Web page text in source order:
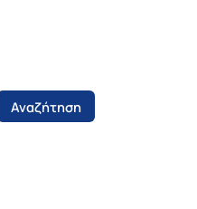
Αναζήτηση